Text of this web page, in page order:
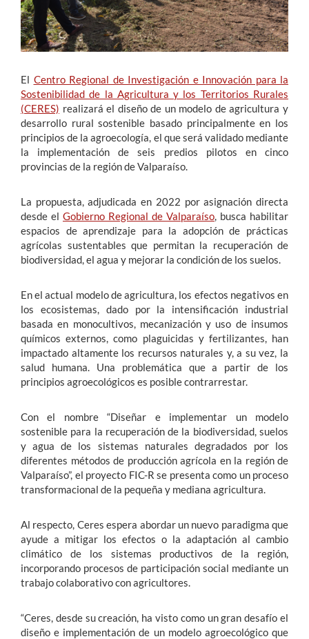
El Centro Regional de Investigación e Innovación para la
Sostenibilidad de la Agricultura y los Territorios Rurales
(CERES) realizará el diseño de un modelo de agricultura y
desarrollo rural sostenible basado principalmente en los
principios de la agroecología, el que será validado mediante
la implementación de seis predios pilotos en cinco
provincias de la región de Valparaíso.
La propuesta, adjudicada en 2022 por asignación directa
desde el Gobierno Regional de Valparaíso , busca habilitar
espacios de aprendizaje para la adopción de prácticas
agrícolas sustentables que permitan la recuperación de
biodiversidad, el agua y mejorar la condición de los suelos.
En el actual modelo de agricultura, los efectos negativos en
los ecosistemas, dado por la intensificación industrial
basada en monocultivos, mecanización y uso de insumos
químicos externos, como plaguicidas y fertilizantes, han
impactado altamente los recursos naturales y, a su vez, la
salud humana. Una problemática que a partir de los
principios agroecológicos es posible contrarrestar.
Con el nombre “Diseñar e implementar un modelo
sostenible para la recuperación de la biodiversidad, suelos
y agua de los sistemas naturales degradados por los
diferentes métodos de producción agrícola en la región de
Valparaíso”, el proyecto FIC-R se presenta como un proceso
transformacional de la pequeña y mediana agricultura.
Al respecto, Ceres espera abordar un nuevo paradigma que
ayude a mitigar los efectos o la adaptación al cambio
climático de los sistemas productivos de la región,
incorporando procesos de participación social mediante un
trabajo colaborativo con agricultores.
“Ceres, desde su creación, ha visto como un gran desafío el
diseño e implementación de un modelo agroecológico que